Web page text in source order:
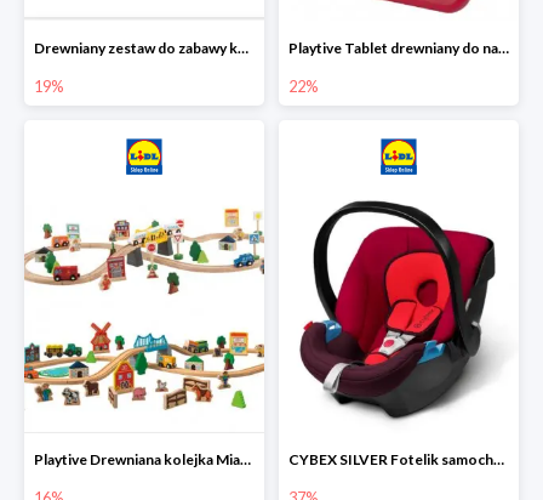
Drewniany zestaw do zabawy kolejką - farma i wiadukt
19%
Playtive Tablet drewniany do nauki, interaktywny
22%
Playtive Drewniana kolejka Miasto lub Farma CYBEX SILVER Fotelik samochodowy